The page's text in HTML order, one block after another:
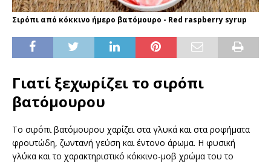
Σιρόπι από κόκκινο ήμερο βατόμουρο - Red raspberry syrup
Γιατί ξεχωρίζει το σιρόπι
βατόμουρου
Το σιρόπι βατόμουρου χαρίζει στα γλυκά και στα ροφήματα
φρουτώδη, ζωντανή γεύση και έντονο άρωμα. Η φυσική
γλύκα και το χαρακτηριστικό κόκκινο-μοβ χρώμα του το